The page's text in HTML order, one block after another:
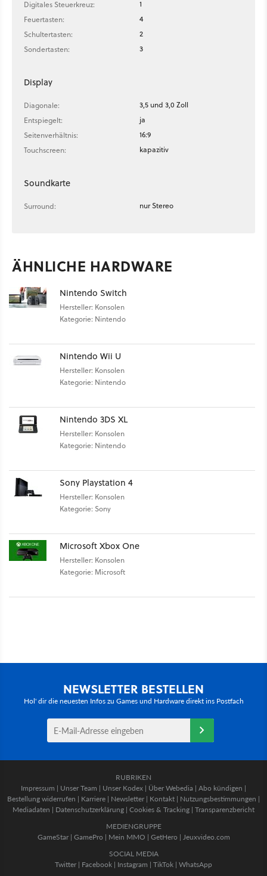
Digitales Steuerkreuz:
1
Feuertasten:
4
Schultertasten:
2
Sondertasten:
3
Display
Diagonale:
3,5 und 3,0 Zoll
Entspiegelt:
ja
Seitenverhältnis:
16:9
Touchscreen:
kapazitiv
Soundkarte
Surround: nur Stereo
ÄHNLICHE HARDWARE
Nintendo Switch
Hersteller: Konsolen
Kategorie: Nintendo
Nintendo Wii U
Hersteller: Konsolen
Kategorie: Nintendo
Nintendo 3DS XL
Hersteller: Konsolen
Kategorie: Nintendo
Sony Playstation 4
Hersteller: Konsolen
Kategorie: Sony
Microsoft Xbox One
Hersteller: Konsolen
Kategorie: Microsoft
NEWSLETTER BESTELLEN
Hol' dir die neuesten Infos zu Games und Hardware direkt ins Postfach
RUBRIKEN
Impressum | Unser Team | Unser Kodex | Über Webedia | Abo kündigen |
Bestellung widerrufen | Karriere | Newsletter | Kontakt | Nutzungsbestimmungen |
Mediadaten | Datenschutzerklärung | Cookies & Tracking | Transparenzbericht
MEDIENGRUPPE
GameStar| GamePro | Mein MMO | GetHero | Jeuxvideo.com
SOCIAL MEDIA
Twitter | Facebook | Instagram | TikTok | WhatsApp